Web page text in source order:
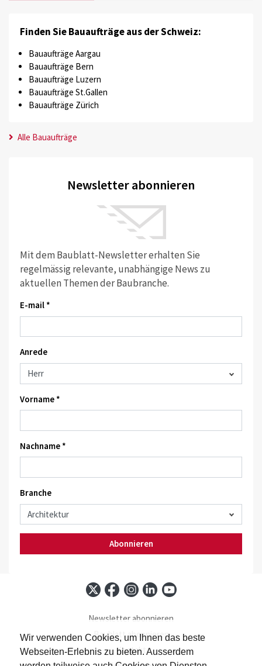
Wir verwenden Cookies, um Ihnen das beste
Webseiten-Erlebnis zu bieten. Ausserdem
Finden Sie Bauaufträge aus der Schweiz:
Bauaufträge Aargau
Bauaufträge Bern
Bauaufträge Luzern
Bauaufträge St.Gallen
Bauaufträge Zürich
Alle Bauaufträge
Newsletter abonnieren
Mit dem Baublatt-Newsletter erhalten Sie
regelmässig relevante, unabhängige News zu
aktuellen Themen der Baubranche.
E-mail *
Anrede
Vorname *
Nachname *
Branche
Abonnieren
Newsletter abonnieren
Baublatt abonnieren
Kontakt